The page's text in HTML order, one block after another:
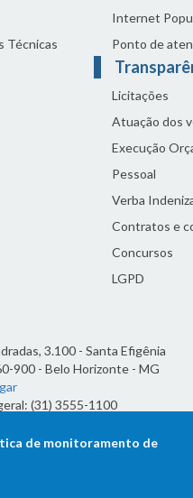
Técnicas
Internet
Ponto de
Licitações
Atuação dos
Execução
Pessoal
Verba
Contratos e
Concursos
LGPD
3.100 - Santa Efigênia
900 - Belo Horizonte - MG
(31) 3555-1100
de monitoramento de